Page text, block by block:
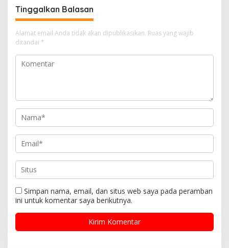
Tinggalkan Balasan
Alamat email Anda tidak akan dipublikasikan. Ruas yang wajib
ditandai *
Simpan nama, email, dan situs web saya pada peramban
ini untuk komentar saya berikutnya.